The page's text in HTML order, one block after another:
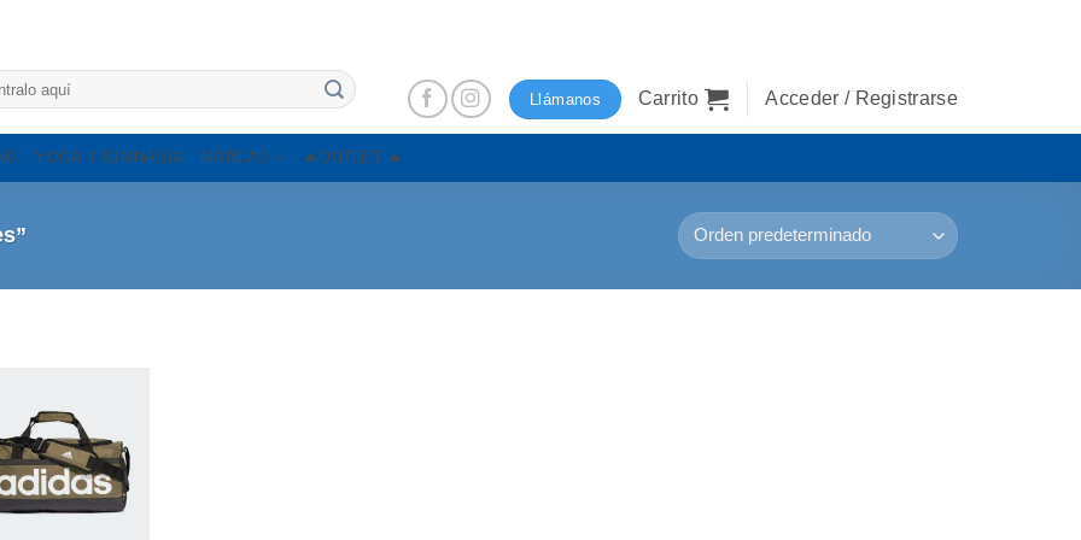
Llámanos Carrito Acceder / Registrarse
YOGA Y GIMNASIA MARCAS 🔥OUTLET 🔥